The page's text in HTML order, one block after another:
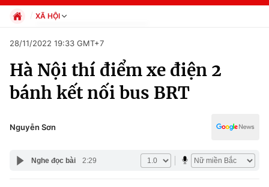
Chuyên mục
Chính trị
Xã hội
XÃ HỘI
Xã hội
Pháp luật
Kinh tế
Thể thao
Văn hóa - Giải trí
Đời sống
28/11/2022 19:33 GMT+7
Hà Nội thí điểm xe điện 2
bánh kết nối bus BRT
Nguyễn Sơn
Nghe đọc bài 2:29